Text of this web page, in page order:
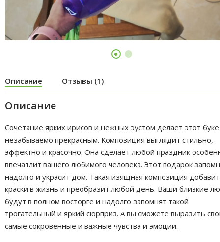
Описание Отзывы (1)
Описание
Сочетание ярких ирисов и нежных эустом делает этот
незабываемо прекрасным. Композиция выглядит стильно,
эффектно и красочно. Она сделает любой праздник
впечатлит вашего любимого человека. Этот подарок
надолго и украсит дом. Такая изящная композиция добавит
краски в жизнь и преобразит любой день. Ваши близкие
будут в полном восторге и надолго запомнят такой
трогательный и яркий сюрприз. А вы сможете выразить
самые сокровенные и важные чувства и эмоции.